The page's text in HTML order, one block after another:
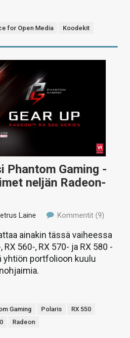
for Open Media Koodekit
Phantom Gaming -
neljän Radeon-
Laine Kommentit (9)
ainakin tässä vaiheessa
RX 560-, RX 570- ja RX 580 -
yhtiön portfolioon kuulu
Gaming Polaris
RX 550
Radeon